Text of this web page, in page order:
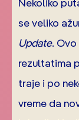
se veliko
Update.
rezultatima
traje i po
vreme da